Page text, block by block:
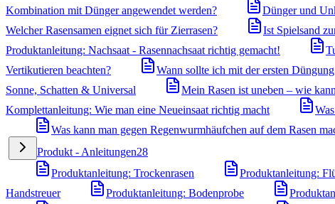
Kombination mit Dünger angewendet werden?
Dünger und
Welcher Rasensamen eignet sich für Zierrasen?
Ist Spielsand
Produktanleitung: Nachsaat - Rasennachsaat richtig gemacht!
Vertikutieren beachten?
Wann sollte ich mit der ersten
Sonne, Schatten & Universal
Mein Rasen ist uneben – wie
Komplettanleitung: Wie man eine Neueinsaat richtig macht
Was kann man gegen Regenwurmhäufchen auf dem Rasen
Produkt - Anleitungen28
Produktanleitung: Trockenrasen
Produktanleitung:
Handstreuer
Produktanleitung: Bodenprobe